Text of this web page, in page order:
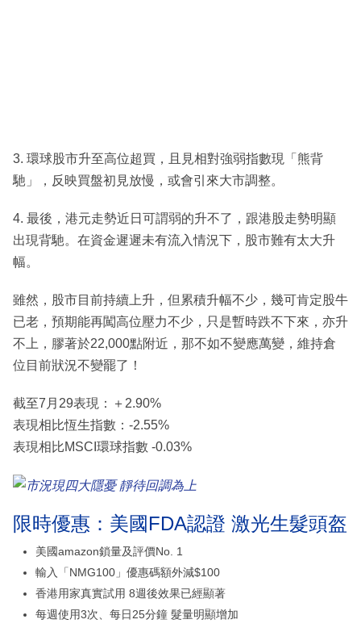
3. 環球股市升至高位超買，且見相對強弱指數現「熊背
馳」，反映買盤初見放慢，或會引來大市調整。
4. 最後，港元走勢近日可謂弱的升不了，跟港股走勢明顯
出現背馳。在資金遲遲未有流入情況下，股市難有太大升
幅。
雖然，股市目前持續上升，但累積升幅不少，幾可肯定股牛
已老，預期能再闖高位壓力不少，只是暫時跌不下來，亦升
不上，膠著於22,000點附近，那不如不變應萬變，維持倉
位目前狀況不變罷了！
截至7月29表現：＋2.90%
表現相比恆生指數：-2.55%
表現相比MSCI環球指數 -0.03%
限時優惠：美國FDA認證 激光生髮頭盔
美國amazon鎖量及評價No. 1
輸入「NMG100」優惠碼額外減$100
香港用家真實試用 8週後效果已經顯著
每週使用3次、每日25分鐘 髮量明顯增加